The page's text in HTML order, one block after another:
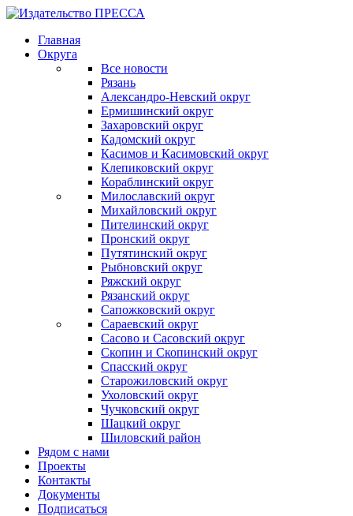
Главная
Округа
Все новости
Рязань
Александро-Невский округ
Ермишинский округ
Захаровский округ
Кадомский округ
Касимов и Касимовский округ
Клепиковский округ
Кораблинский округ
Милославский округ
Михайловский округ
Пителинский округ
Пронский округ
Путятинский округ
Рыбновский округ
Ряжский округ
Рязанский округ
Сапожковский округ
Сараевский округ
Сасово и Сасовский округ
Скопин и Скопинский округ
Спасский округ
Старожиловский округ
Ухоловский округ
Чучковский округ
Шацкий округ
Шиловский район
Рядом с нами
Проекты
Контакты
Документы
Подписаться